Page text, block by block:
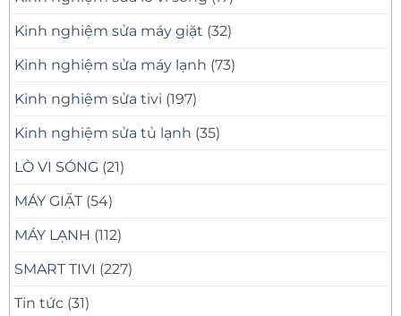
Kinh nghiệm sửa máy giặt (32)
Kinh nghiệm sửa máy lạnh (73)
Kinh nghiệm sửa tivi (197)
Kinh nghiệm sửa tủ lạnh (35)
LÒ VI SÓNG (21)
MÁY GIẶT (54)
MÁY LẠNH (112)
SMART TIVI (227)
Tin tức (31)